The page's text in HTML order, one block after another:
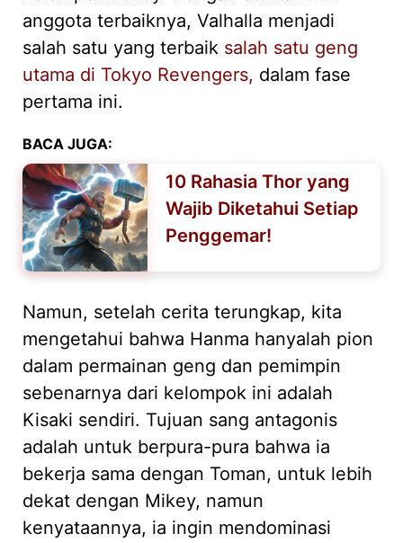
anggota terbaiknya, Valhalla menjadi
salah satu yang terbaik salah satu geng
utama di Tokyo Revengers, dalam fase
pertama ini.
BACA JUGA:
10 Rahasia Thor yang
Wajib Diketahui Setiap
Penggemar!
Namun, setelah cerita terungkap, kita
mengetahui bahwa Hanma hanyalah pion
dalam permainan geng dan pemimpin
sebenarnya dari kelompok ini adalah
Kisaki sendiri. Tujuan sang antagonis
adalah untuk berpura-pura bahwa ia
bekerja sama dengan Toman, untuk lebih
dekat dengan Mikey, namun
kenyataannya, ia ingin mendominasi